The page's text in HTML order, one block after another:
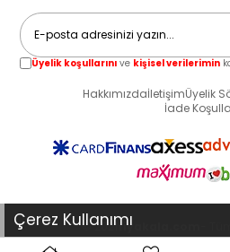
Üyelik koşullarını ve kişisel verilerimin
HakkımızdaİletişimÜyelik
İade
© 2021 fiyakala.com -
Çerez Kullanımı